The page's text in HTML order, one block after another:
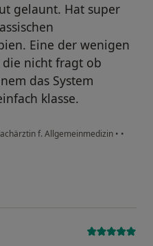
gelaunt. Hat super
Eine der wenigen
nicht fragt ob
das System
klasse.
f. Allgemeinmedizin • •